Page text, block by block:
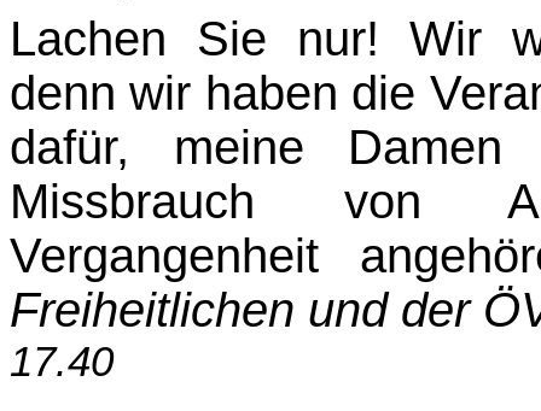
Lachen Sie nur! Wir
denn wir haben die
dafür, meine
Missbrauch von
Vergangenheit
Freiheitlichen und der
17.40